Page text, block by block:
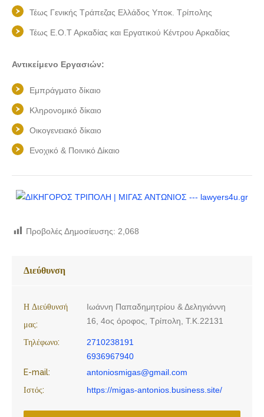
Τέως Γενικής Τράπεζας Ελλάδος Υποκ. Τρίπολης
Τέως Ε.Ο.Τ Αρκαδίας και Εργατικού Κέντρου Αρκαδίας
Αντικείμενο Εργασιών:
Εμπράγματο δίκαιο
Κληρονομικό δίκαιο
Οικογενειακό δίκαιο
Ενοχικό & Ποινικό Δίκαιο
Προβολές Δημοσίευσης: 2,068
Διεύθυνση
Η Διεύθυνσή
μας:
Ιωάννη Παπαδημητρίου & Δεληγιάννη
16, 4ος όροφος, Τρίπολη, Τ.Κ.22131
Τηλέφωνο:
2710238191
6936967940
E-mail:
antoniosmigas@gmail.com
Ιστός:
https://migas-antonios.business.site/